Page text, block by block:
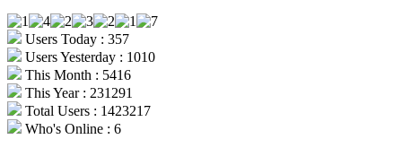
Users Today : 357
Users Yesterday : 1010
This Month : 5416
This Year : 231291
Total Users : 1423217
Who's Online : 6